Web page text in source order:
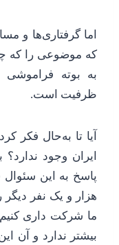
اما گرفتاری‌ها و
که موضوعی را که
به بوته
ظرفیت است.
آیا تا به‌حال فکر
ایران وجود
پاسخ به این
هزار و یک نفر دیگر
ما شرکت داری
بیشتر ندارد و آن